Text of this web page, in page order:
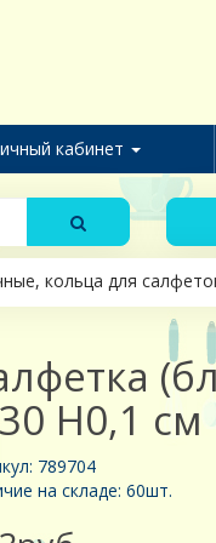
кабинет
кольца для
H0,1 см
789704
на складе: 60шт.